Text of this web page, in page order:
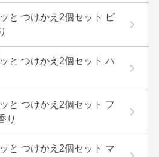
と つけかえ2個セット ピ
と つけかえ2個セット ハ
と つけかえ2個セット フ
り
と つけかえ2個セット マ